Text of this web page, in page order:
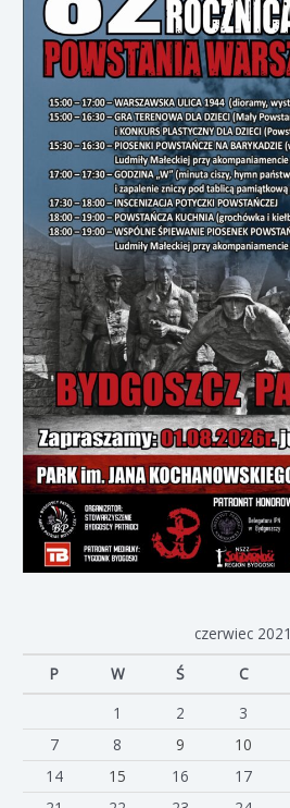
czerwiec 2021
P
W Ś C
1
2 3
7
8 9 10
14
15 16 17